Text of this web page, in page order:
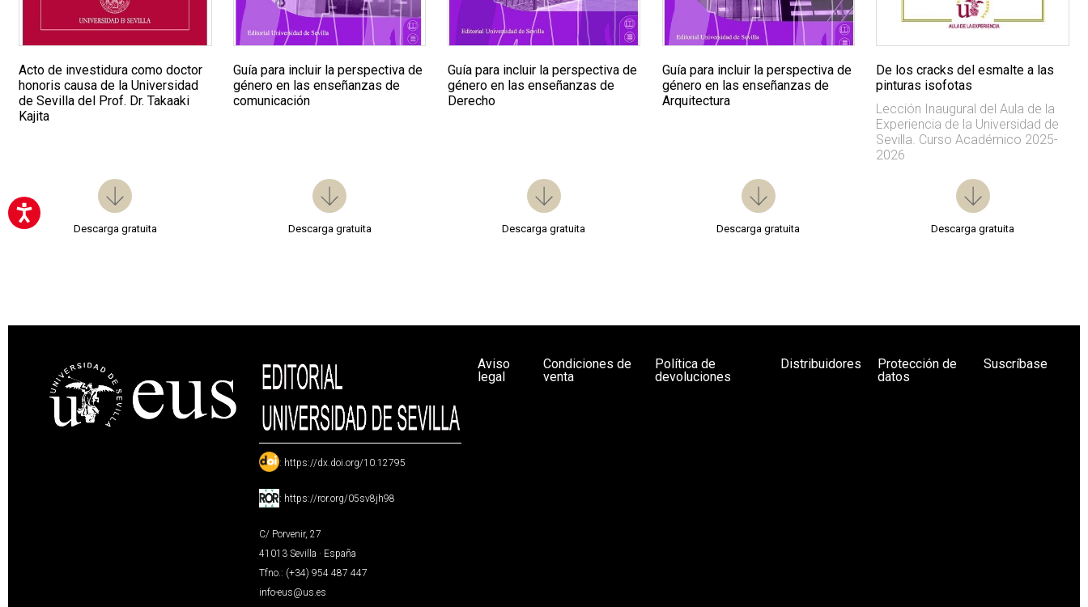
Acto de investidura como doctor
honoris causa de la Universidad
de Sevilla del Prof. Dr. Takaaki
Kajita
Descarga gratuita
Guía para incluir la perspectiva de
género en las enseñanzas de
comunicación
Descarga gratuita
Guía para incluir la perspectiva de
género en las enseñanzas de
Derecho
Descarga gratuita
Guía para incluir la perspectiva de
género en las enseñanzas de
Arquitectura
Descarga gratuita
De los cracks del esmalte a las
pinturas isofotas
Lección Inaugural del Aula de la
Experiencia de la Universidad de
Sevilla. Curso Académico 2025-
2026
Descarga gratuita
: https://dx.doi.org/10.12795
: https://ror.org/05sv8jh98
C/ Porvenir, 27
41013 Sevilla · España
Tfno.: (+34) 954 487 447
info-eus@us.es
Aviso
legal
Condiciones de
venta
Política de
devoluciones
Distribuidores
Protección de
datos
Suscríbase